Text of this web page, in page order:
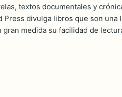
textos documentales y
divulga libros que son
medida su facilidad de